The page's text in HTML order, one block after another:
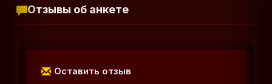
Отзывы об анкете
Оставить отзыв